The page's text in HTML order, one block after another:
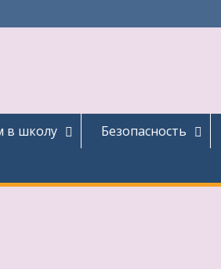
в школу Безопасность